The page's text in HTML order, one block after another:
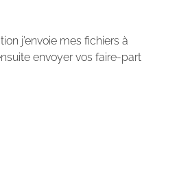
j’envoie mes fichiers à
envoyer vos faire-part